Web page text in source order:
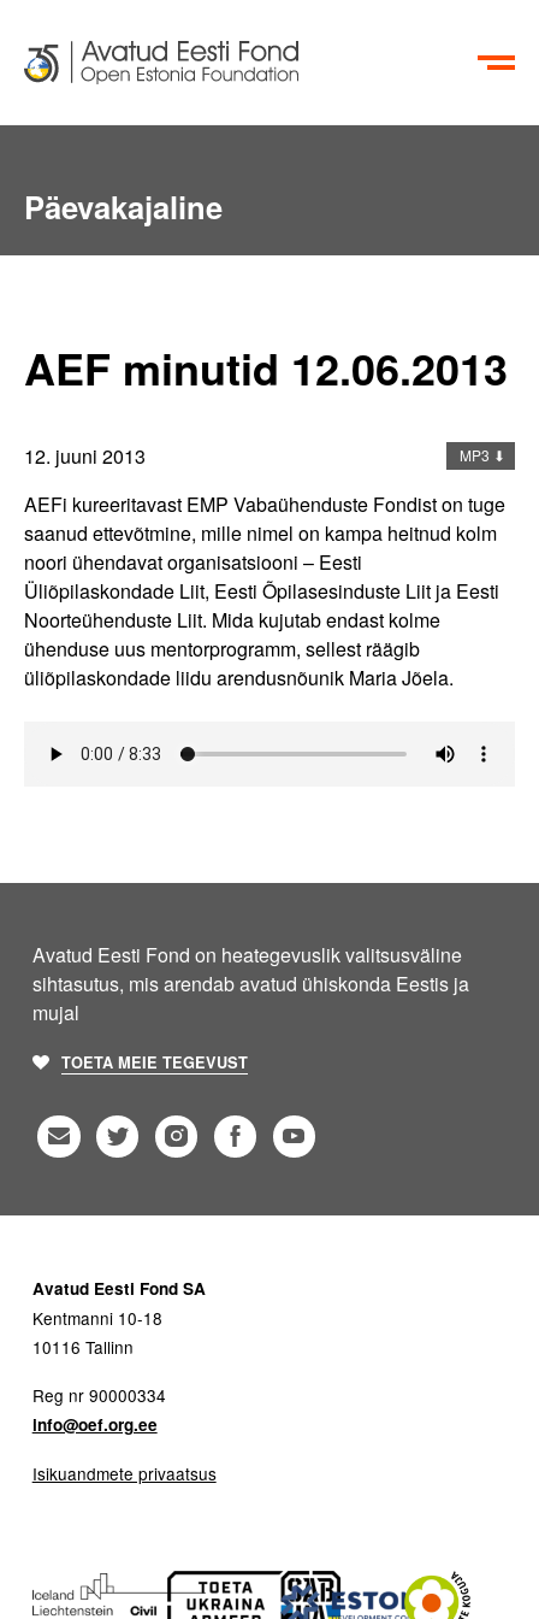
EN RU
info@oef.org.ee +372 615 5700
Päevakajaline
AEF minutid 12.06.2013
12. juuni 2013 MP3 ⬇
AEFi kureeritavast EMP Vabaühenduste Fondist on tuge
saanud ettevõtmine, mille nimel on kampa heitnud kolm
noori ühendavat organisatsiooni – Eesti
Üliõpilaskondade Liit, Eesti Õpilasesinduste Liit ja Eesti
Noorteühenduste Liit. Mida kujutab endast kolme
ühenduse uus mentorprogramm, sellest räägib
üliõpilaskondade liidu arendusnõunik Maria Jõela.
Avatud Eesti Fond on heategevuslik valitsusväline
sihtasutus, mis arendab avatud ühiskonda Eestis ja
mujal
TOETA MEIE TEGEVUST
Avatud Eesti Fond SA
Kentmanni 10-18
10116 Tallinn
Reg nr 90000334
info@oef.org.ee
Isikuandmete privaatsus